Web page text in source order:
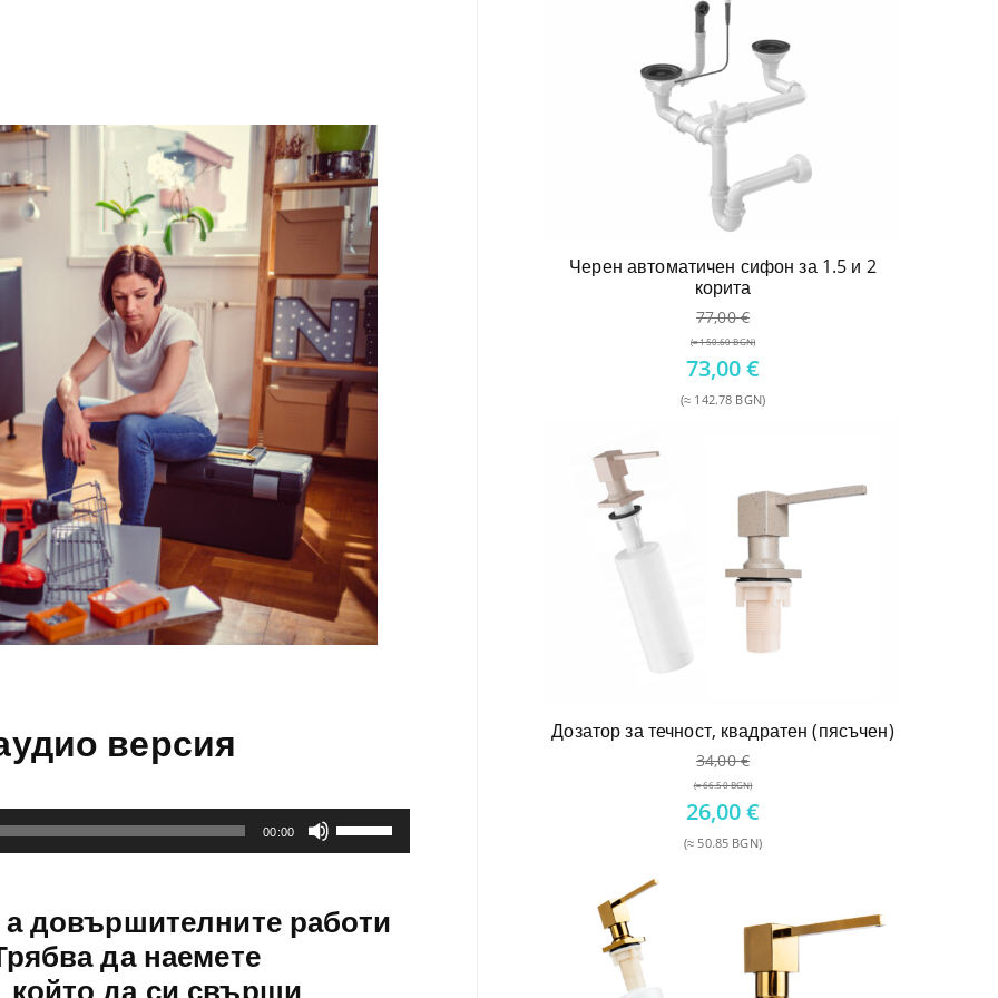
версия
00:00
за
довършителните работи
да наемете
да си свърши
Черен автоматичен сифон за 1.5 и 2
корита
77,00€
(≈ 150.60 BGN)
Original
price
was:
73,00€
(≈ 142.78 BGN)
73,00 €.
Дозатор за течност, квадратен (пясъчен)
34,00€
(≈ 66.50 BGN)
Original
price
was:
26,00€
(≈ 50.85 BGN)
26,00 €.